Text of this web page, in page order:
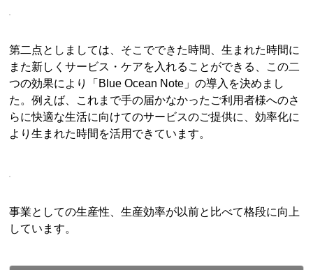
第二点としましては、そこでできた時間、生まれた時間に
また新しくサービス・ケアを入れることができる、この二
つの効果により「Blue Ocean Note」の導入を決めまし
た。例えば、これまで手の届かなかったご利用者様へのさ
らに快適な生活に向けてのサービスのご提供に、効率化に
より生まれた時間を活用できています。
事業としての生産性、生産効率が以前と比べて格段に向上
しています。